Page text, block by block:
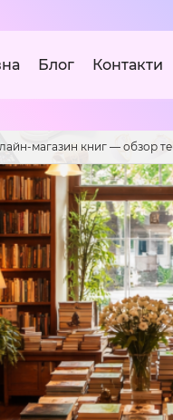
Блог Контакти
магазин книг — обзор